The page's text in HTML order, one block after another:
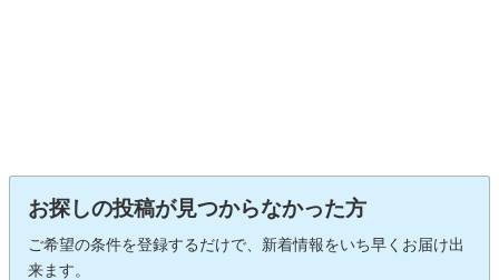
お探しの投稿が見つからなかった方
ご希望の条件を登録するだけで、新着情報をいち早くお届け出
来ます。